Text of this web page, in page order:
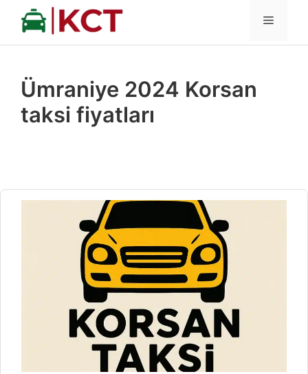
İçeriğe
MENÜ
Ümraniye 2024 Korsan
taksi fiyatları